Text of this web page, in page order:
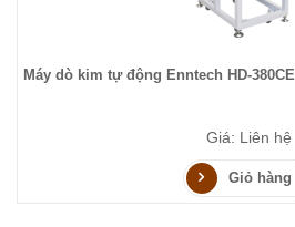
Máy dò kim tự động Enntech HD-380CE
Giá: Liên hệ
Giỏ hàng